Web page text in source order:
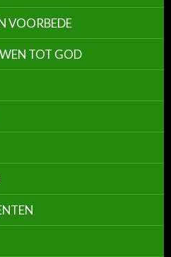
VOORBEDE
TOT GOD